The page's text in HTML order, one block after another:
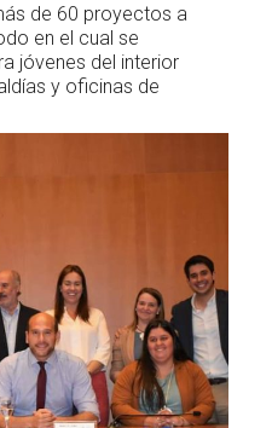
de 60 proyectos a
en el cual se
jóvenes del interior
y oficinas de